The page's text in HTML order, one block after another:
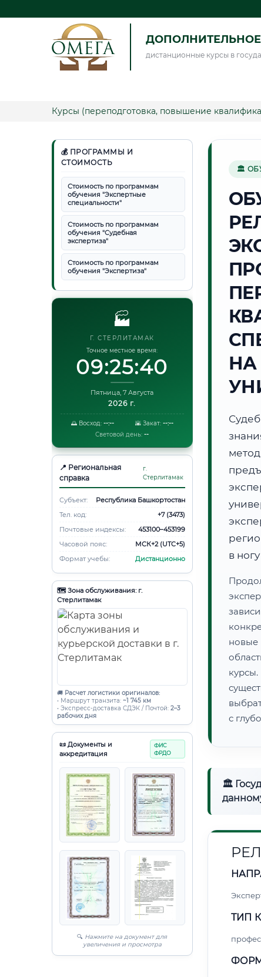
дистанционные курсы в
Курсы (переподготовка, повышение
💰 ПРОГРАММЫ И
СТОИМОСТЬ
Стоимость по программам
обучения "Экспертные
специальности"
Стоимость по программам
обучения "Судебная
экспертиза"
Стоимость по программам
обучения "Экспертиза"
🏭
Г. СТЕРЛИТАМАК
Точное местное время:
09:25:41
Пятница, 7 Августа
2026 г.
🌅 Восход: --:-- 🌇 Закат: --:--
Световой день: --
📍 Региональная
справка
г.
Стерлитамак
Субъект:
Республика Башкортостан
Тел. код:
+7 (3473)
Почтовые индексы:
453100–453199
Часовой пояс:
МСК+2 (UTC+5)
Формат учебы:
Дистанционно
🗺️ Зона обслуживания: г.
Стерлитамак
🚚 Расчет логистики оригиналов:
• Маршрут транзита: ~1 745 км
• Экспресс-доставка СДЭК / Почтой: 2–3
рабочих дня
📜 Документы и
аккредитация
ФИС
ФРДО
🔍 Нажмите на документ для
увеличения и просмотра
🏛
НА
в
новые
с
🏛
ТИП